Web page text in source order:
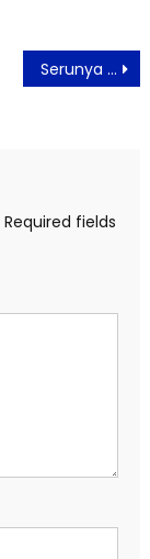
Serunya Menikmati Berbagai Promo Bulan Juli Di Aviary Bintaro
Required fields